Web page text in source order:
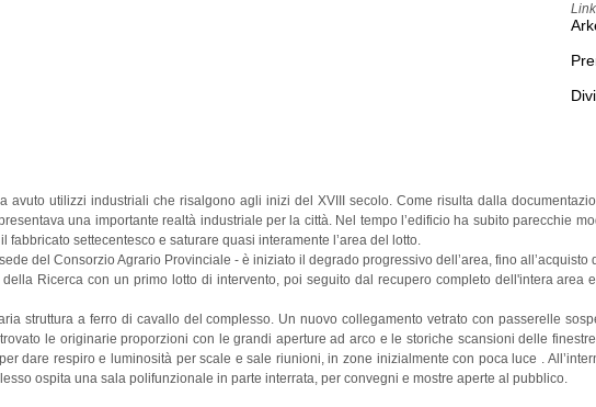
Link
avuto utilizzi industriali che risalgono agli inizi del XVIII secolo. Come risulta dalla
una importante realtà industriale per la città. Nel tempo l’edificio ha subito parecchie
settecentesco e saturare quasi interamente l’area del lotto.
del Consorzio Agrario Provinciale - è iniziato il degrado progressivo dell’area, fino all’acquisto
della Ricerca con un primo lotto di intervento, poi seguito dal recupero completo dell'intera area
struttura a ferro di cavallo del complesso. Un nuovo collegamento vetrato con passerelle
le originarie proporzioni con le grandi aperture ad arco e le storiche scansioni delle
dare respiro e luminosità per scale e sale riunioni, in zone inizialmente con poca luce .
ospita una sala polifunzionale in parte interrata, per convegni e mostre aperte al pubblico.